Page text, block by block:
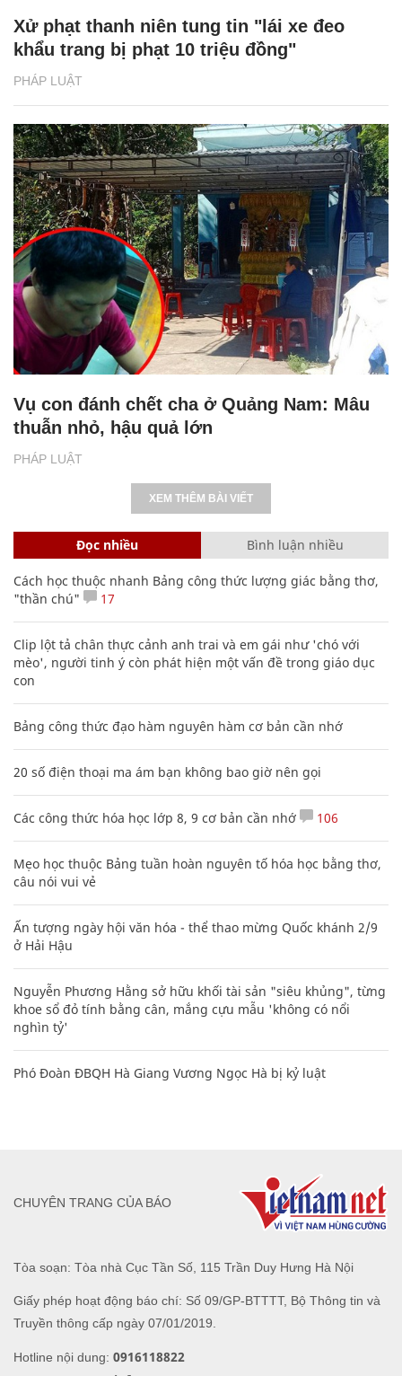
PHÁP LUẬT
Xử phạt thanh niên tung tin "lái xe đeo
khẩu trang bị phạt 10 triệu đồng"
PHÁP LUẬT
Vụ con đánh chết cha ở Quảng Nam: Mâu
thuẫn nhỏ, hậu quả lớn
XEM THÊM BÀI VIẾT
Đọc nhiều Bình luận nhiều
Cách học thuộc nhanh Bảng công thức lượng giác bằng thơ,
"thần chú"
17
Clip lột tả chân thực cảnh anh trai và em gái như 'chó với
mèo', người tinh ý còn phát hiện một vấn đề trong giáo dục
con
Bảng công thức đạo hàm nguyên hàm cơ bản cần nhớ
20 số điện thoại ma ám bạn không bao giờ nên gọi
Các công thức hóa học lớp 8, 9 cơ bản cần nhớ 106
Mẹo học thuộc Bảng tuần hoàn nguyên tố hóa học bằng thơ,
câu nói vui vẻ
Ấn tượng ngày hội văn hóa - thể thao mừng Quốc khánh 2/9
ở Hải Hậu
Nguyễn Phương Hằng sở hữu khối tài sản "siêu khủng", từng
khoe sổ đỏ tính bằng cân, mắng cựu mẫu 'không có nổi
nghìn tỷ'
Phó Đoàn ĐBQH Hà Giang Vương Ngọc Hà bị kỷ luật
Tòa soạn: Tòa nhà Cục Tần Số, 115 Trần Duy Hưng Hà Nội
Giấy phép hoạt động báo chí: Số 09/GP-BTTTT, Bộ Thông tin và
Truyền thông cấp ngày 07/01/2019.
Hotline nội dung: 0916118822
CHUYÊN TRANG CỦA BÁO